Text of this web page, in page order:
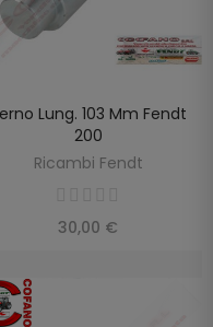
AGGIUNGI AL CARRELLO
Lung. 103 Mm Fendt
200
Ricambi Fendt
30,00 €